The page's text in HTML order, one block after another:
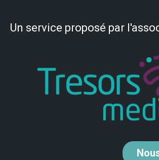
Un service proposé par